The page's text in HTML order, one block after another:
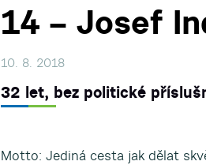
14 – Josef
10. 8. 2018
32 let, bez politické
Motto: Jediná cesta jak dělat